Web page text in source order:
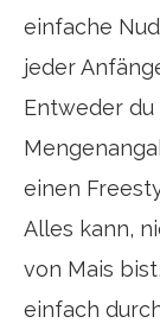
einfache
jeder
Entweder
einen
Alles kann,
von Mais
einfach